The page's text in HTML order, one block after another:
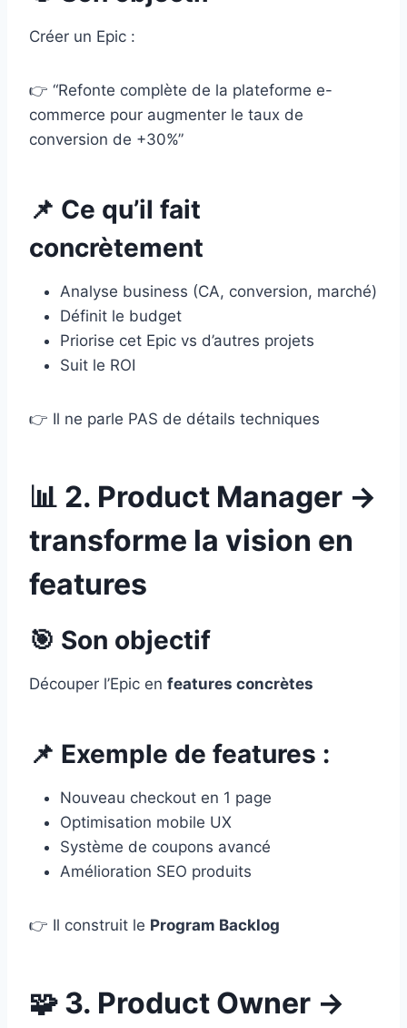
Créer un Epic :
👉 “Refonte complète de la plateforme e-
commerce pour augmenter le taux de
conversion de +30%”
📌 Ce qu’il fait
concrètement
Analyse business (CA, conversion, marché)
Définit le budget
Priorise cet Epic vs d’autres projets
Suit le ROI
👉 Il ne parle PAS de détails techniques
📊 2. Product Manager →
transforme la vision en
features
🎯 Son objectif
Découper l’Epic en features concrètes
📌 Exemple de features :
Nouveau checkout en 1 page
Optimisation mobile UX
Système de coupons avancé
Amélioration SEO produits
👉 Il construit le Program Backlog
🧩 3. Product Owner →